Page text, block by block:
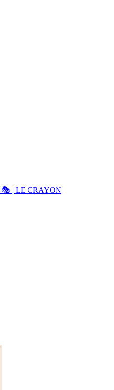
| LE CRAYON